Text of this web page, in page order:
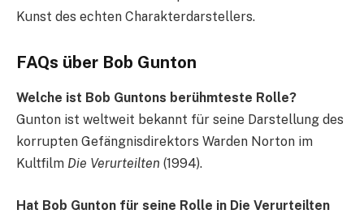
Kunst des echten Charakterdarstellers.
FAQs über Bob Gunton
Welche ist Bob Guntons berühmteste Rolle?
Gunton ist weltweit bekannt für seine Darstellung des
korrupten Gefängnisdirektors Warden Norton im
Kultfilm Die Verurteilten (1994).
Hat Bob Gunton für seine Rolle in Die Verurteilten